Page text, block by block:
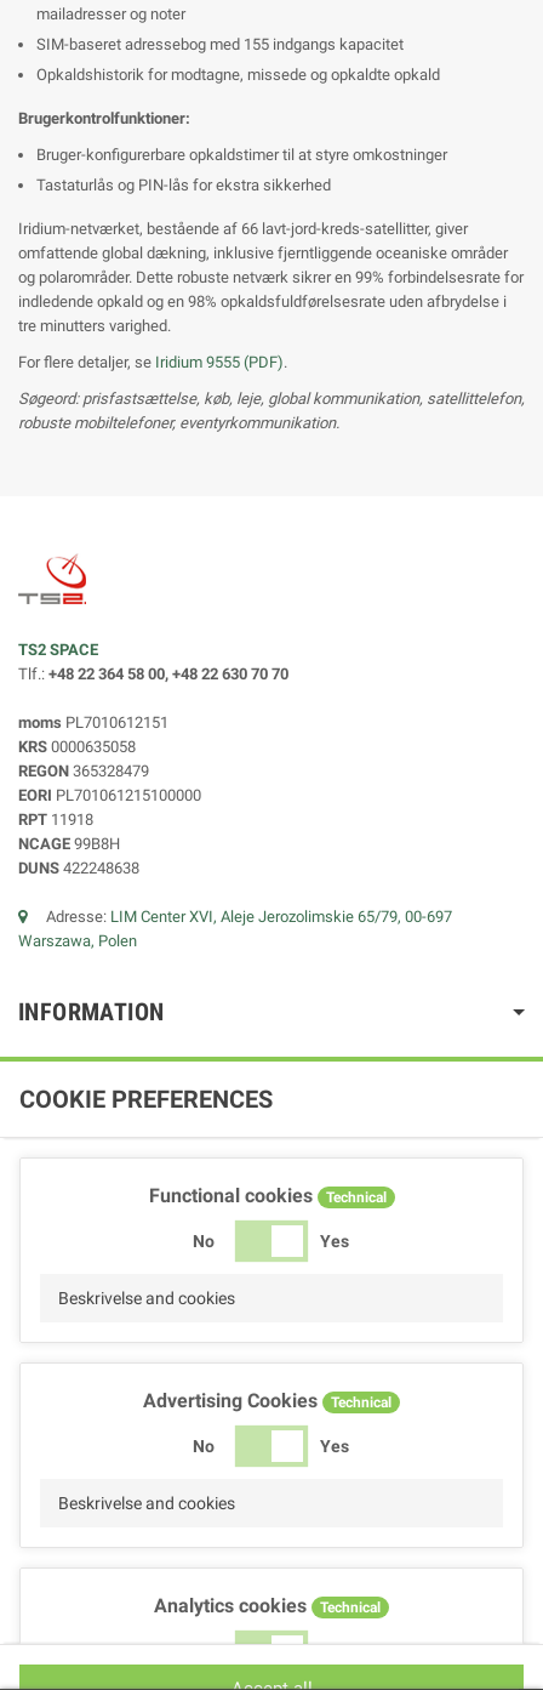
mailadresser og noter
SIM-baseret adressebog med 155 indgangs kapacitet
Opkaldshistorik for modtagne, missede og opkaldte opkald
Brugerkontrolfunktioner:
Bruger-konfigurerbare opkaldstimer til at styre omkostninger
Tastaturlås og PIN-lås for ekstra sikkerhed
Iridium-netværket, bestående af 66 lavt-jord-kreds-satellitter, giver
omfattende global dækning, inklusive fjerntliggende oceaniske områder
og polarområder. Dette robuste netværk sikrer en 99% forbindelsesrate for
indledende opkald og en 98% opkaldsfuldførelsesrate uden afbrydelse i
tre minutters varighed.
For flere detaljer, se Iridium 9555 (PDF).
Søgeord: prisfastsættelse, køb, leje, global kommunikation, satellittelefon,
robuste mobiltelefoner, eventyrkommunikation.
TS2 SPACE
Tlf.: +48 22 364 58 00, +48 22 630 70 70
moms PL7010612151
KRS 0000635058
REGON 365328479
EORI PL701061215100000
RPT 11918
NCAGE 99B8H
DUNS 422248638
Adresse: LIM Center XVI, Aleje Jerozolimskie 65/79, 00-697
Warszawa, Polen
INFORMATION
COOKIE PREFERENCES
Functional cookies Technical
No Yes
Beskrivelse and cookies
Advertising Cookies Technical
No Yes
Beskrivelse and cookies
Analytics cookies Technical
No Yes